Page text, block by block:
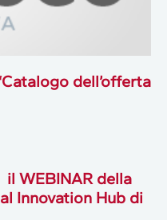
dell’offerta
WEBINAR della
Innovation Hub di